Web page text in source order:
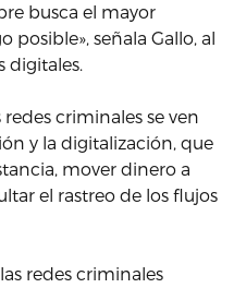
busca el mayor
posible», señala Gallo, al
digitales.
criminales se ven
y la digitalización, que
mover dinero a
el rastreo de los flujos
redes criminales